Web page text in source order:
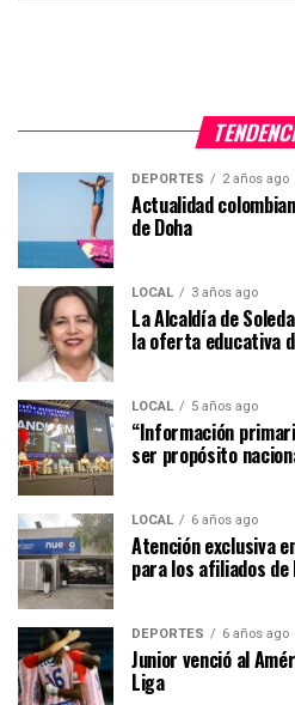
DEPORTES 2 años ago
Actualidad
de Doha
LOCAL 3 años ago
La Alcaldía de
la oferta educativa
LOCAL 5 años ago
“Información
ser propósito
LOCAL 6 años ago
Atención exclusiva
para los afiliados de
DEPORTES 6 años ago
Junior venció al
Liga